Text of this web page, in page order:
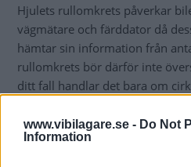
www.vibilagare.se - Do Not
Information
Hjulets rullomkrets påverkar
vägmätare och färddator då
hämtar sin information från
rullomkrets bör därför inte
ditt fall handlar det bara om
Bengt Dieden, Vi Bilägare